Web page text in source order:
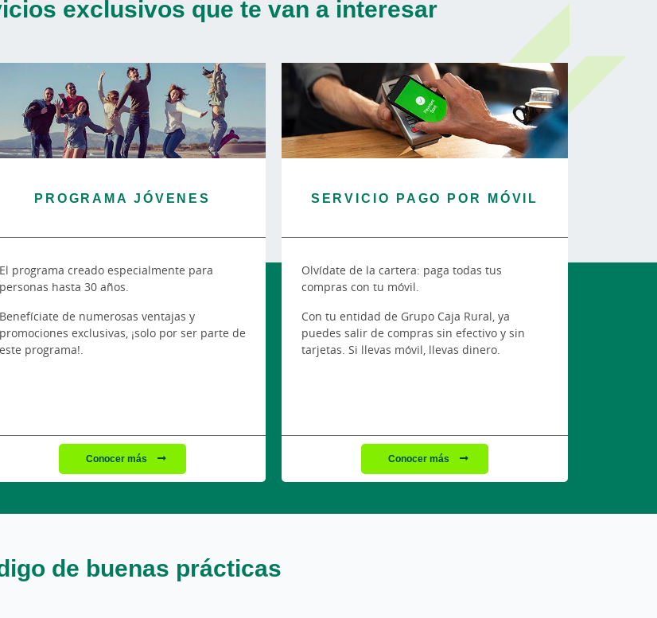
exclusivos que te van a interesar
PROGRAMA JÓVENES
El programa creado especialmente para
personas hasta 30 años.
Benefíciate de numerosas ventajas y
promociones exclusivas, ¡solo por ser parte de
este programa!.
Conocer más
SERVICIO PAGO POR MÓVIL
Olvídate de la cartera: paga todas tus
compras con tu móvil.
Con tu entidad de Grupo Caja Rural, ya
puedes salir de compras sin efectivo y sin
tarjetas. Si llevas móvil, llevas dinero.
Conocer más
de buenas prácticas